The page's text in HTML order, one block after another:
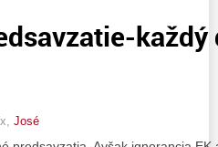
každý
José